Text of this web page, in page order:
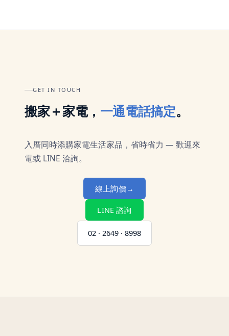
GET IN TOUCH
搬家＋家電， 一通電話搞定。
入厝同時添購家電生活家品，省時省力 — 歡迎來
電或 LINE 洽詢。
線上詢價→
LINE 諮詢
02 · 2649 · 8998